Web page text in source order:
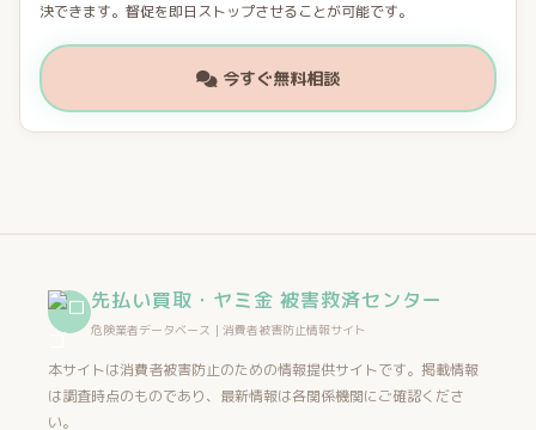
決できます。督促を即日ストップさせることが可能です。
今すぐ無料相談
先払い買取・ヤミ金 被害救済センター
危険業者データベース｜消費者被害防止情報サイト
本サイトは消費者被害防止のための情報提供サイトです。掲載情報
は調査時点のものであり、最新情報は各関係機関にご確認くださ
い。